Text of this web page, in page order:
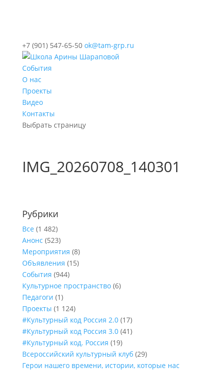
+7 (901) 547-65-50 ok@tam-grp.ru
События
О нас
Проекты
Видео
Контакты
Выбрать страницу
IMG_20260708_140301
Рубрики
Все (1 482)
Анонс (523)
Мероприятия (8)
Объявления (15)
События (944)
Культурное пространство(6)
Педагоги (1)
Проекты (1 124)
#Культурный код Россия 2.0(17)
#Культурный код Россия 3.0(41)
#Культурный код. Россия (19)
Всероссийский культурный клуб(29)
Герои нашего времени, истории, которые нас